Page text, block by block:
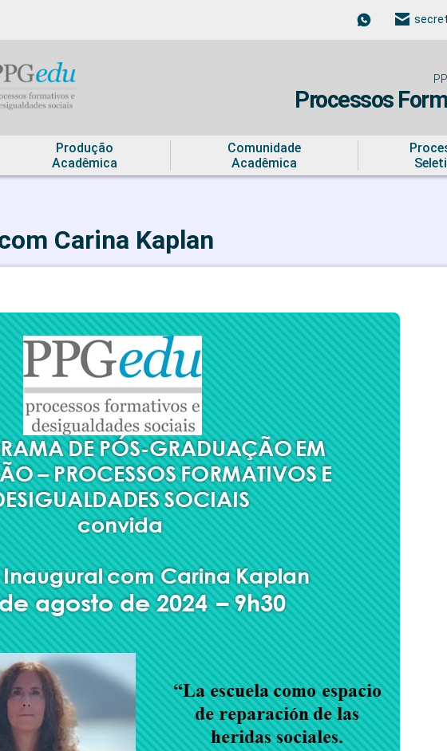
Processos
Produção
Acadêmica
Comunidade
Acadêmica
Carina Kaplan